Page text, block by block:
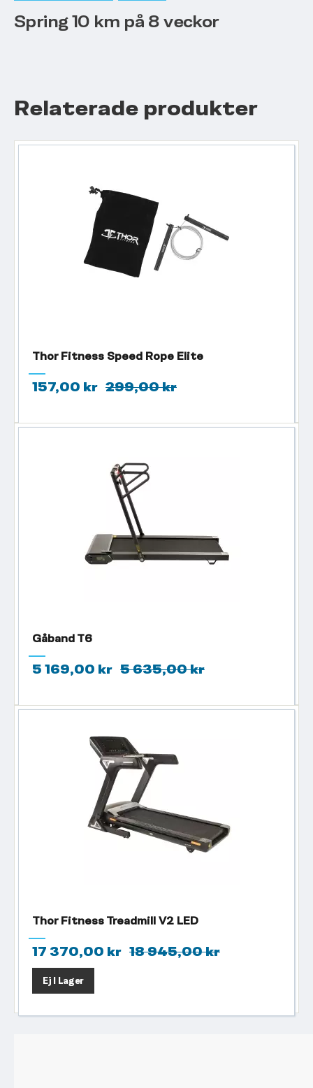
Spring 10 km på 8 veckor
Relaterade produkter
Thor Fitness Speed Rope Elite
157,00 kr 299,00 kr
Gåband T6
5 169,00 kr 5 635,00 kr
Thor Fitness Treadmill V2 LED
17 370,00 kr 18 945,00 kr
Ej I Lager